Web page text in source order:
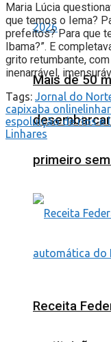
Mais de 50
primeiro
Receita
Maria Lúcia
que temos o Iema?
prefeitos? Para que
Ibama?”. E
grito retumbante,
inenarrável,
Tags: Jornal do
capixaba online
espoluição de rios e
Linhares